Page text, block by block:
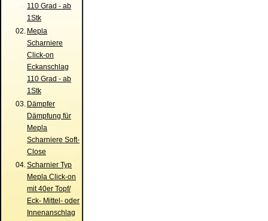
110 Grad - ab
1Stk
02. Mepla
Scharniere
Click-on
Eckanschlag
110 Grad - ab
1Stk
03. Dämpfer
Dämpfung für
Mepla
Scharniere Soft-
Close
04.Scharnier Typ
Mepla Click-on
mit 40er Topf/
Eck- Mittel- oder
Innenanschlag